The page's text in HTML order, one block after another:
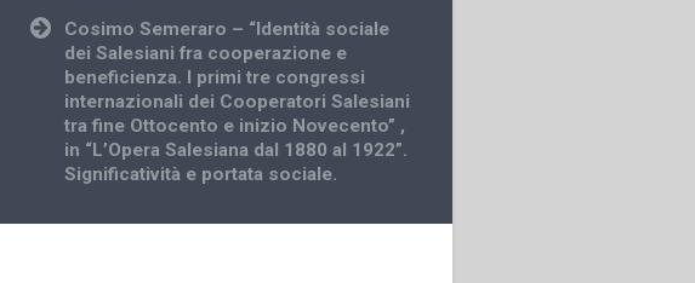
Cosimo Semeraro – “Identità sociale
dei Salesiani fra cooperazione e
beneficienza. I primi tre congressi
internazionali dei Cooperatori Salesiani
tra fine Ottocento e inizio Novecento” ,
in “L’Opera Salesiana dal 1880 al 1922”.
Significatività e portata sociale.